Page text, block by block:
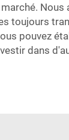
Nous
toujours
pouvez
dans